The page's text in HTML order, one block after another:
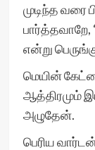
முடிந்த
என்று
மெயின்
ஆத்திரமும்
அழுதேன்.
பெரிய